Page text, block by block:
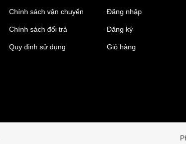
Chính sách vận chuyển
Chính sách đổi trả
Quy định sử dụng
Đăng nhập
Đăng ký
Giỏ hàng